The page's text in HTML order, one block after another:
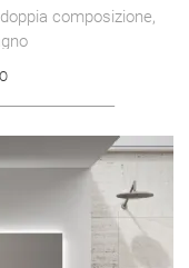
composizione,